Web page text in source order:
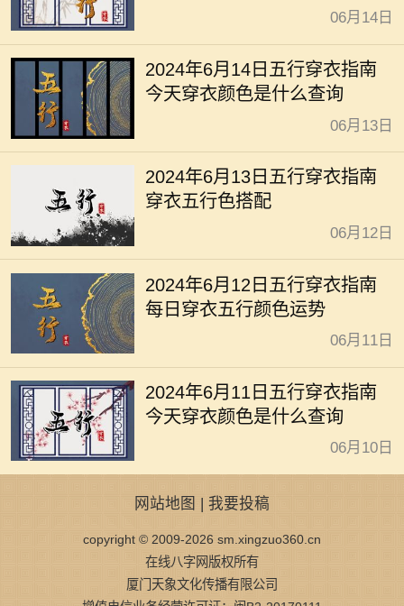
06月14日
2024年6月14日五行穿衣指南
今天穿衣颜色是什么查询
06月13日
2024年6月13日五行穿衣指南
穿衣五行色搭配
06月12日
2024年6月12日五行穿衣指南
每日穿衣五行颜色运势
06月11日
2024年6月11日五行穿衣指南
今天穿衣颜色是什么查询
06月10日
网站地图 | 我要投稿
copyright © 2009-2026 sm.xingzuo360.cn
在线八字网版权所有
厦门天象文化传播有限公司